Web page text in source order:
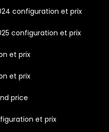
configuration et prix
configuration et prix
et prix
et prix
price
et prix